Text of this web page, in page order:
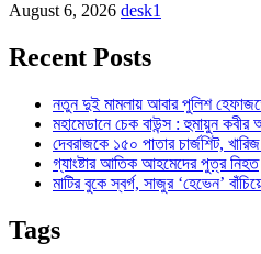
August 6, 2026 desk1
Recent Posts
নতুন দুই মামলায় আবার পুলিশ
মহামেডানে চেক বাউন্স : হুমায়ুন
দেবরাজকে ১৫০ পাতার চার্জশিট,
গ্যাংষ্টার আতিক আহমেদের পুত্র নিহত
মাটির বুকে স্বর্গ, সাজুর ‘হেভেন’
Tags